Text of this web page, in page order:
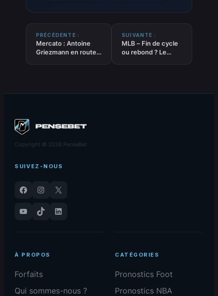
PRÉCÉDENTE :
Mercato : Antoine
Griezmann en route
SUIVANTE :
MLB – Fin de cycle
ou rebond ? Le
Copyright © 2026 PenseBet
SUIVEZ-NOUS
Facebook Instagram
X
YouTube
TikTok LinkedIn
À PROPOS
Forfaits
Qui sommes-nous ?
CATÉGORIES
Pronostics Foot
Pronostics NBA